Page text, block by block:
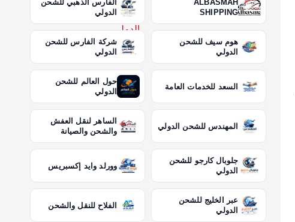
ALBASMAH
SHIPPING
الفارس الذهبي للشحن
الدولي
هوم سيف للشحن
الدولي
شركة الفارس للشحن
الدولي
السعد للخدمات العامة
حول العالم للشحن
الدولي
المهندس للشحن الدولي
الساهر لنقل العفش
والشحن والصيانة
جلوبال كارجو للشحن
الدولي
وورلد وايد إكسبريس
عبر الخليج للشحن
الدولي
الفلاح للنقل والشحن